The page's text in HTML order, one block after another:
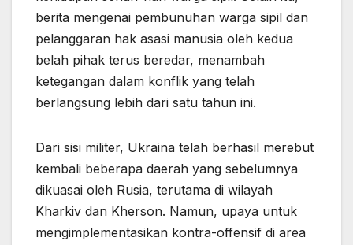
berita mengenai pembunuhan warga sipil dan
pelanggaran hak asasi manusia oleh kedua
belah pihak terus beredar, menambah
ketegangan dalam konflik yang telah
berlangsung lebih dari satu tahun ini.
Dari sisi militer, Ukraina telah berhasil merebut
kembali beberapa daerah yang sebelumnya
dikuasai oleh Rusia, terutama di wilayah
Kharkiv dan Kherson. Namun, upaya untuk
mengimplementasikan kontra-offensif di area